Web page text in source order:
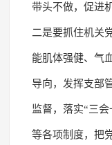
带头不做，促进
二是要抓住机关
能肌体强健、气
导向，发挥支部
监督，落实“三
等各项制度，把